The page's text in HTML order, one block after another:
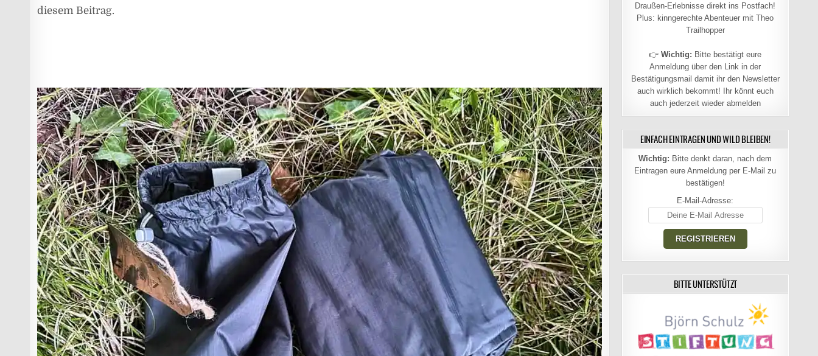
diesem Beitrag.
Draußen-Erlebnisse direkt ins Postfach!
Plus: kinngerechte Abenteuer mit Theo
Trailhopper
👉Wichtig: Bitte bestätigt eure
Anmeldung über den Link in der
Bestätigungsmail damit ihr den Newsletter
auch wirklich bekommt! Ihr könnt euch
auch jederzeit wieder abmelden
EINFACH EINTRAGEN UND WILD BLEIBEN!
Wichtig: Bitte denkt daran, nach dem
Eintragen eure Anmeldung per E-Mail zu
bestätigen!
E-Mail-Adresse:
BITTE UNTERSTÜTZT